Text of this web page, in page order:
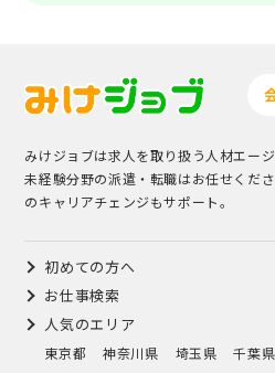
みけジョブは求人を取り扱う人材エージ
未経験分野の派遣・転職はお任せくだ
のキャリアチェンジもサポート。
初めての方へ
お仕事検索
人気のエリア
東京都 神奈川県 埼玉県 千葉県